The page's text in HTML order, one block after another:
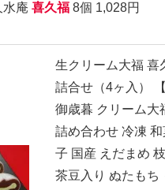
水庵 喜久福 8個 1,028円
生クリーム大福 喜
詰合せ（4ヶ入）
御歳暮 クリーム大
詰め合わせ 冷凍
子 国産 えだまめ
茶豆入り ぬたもち